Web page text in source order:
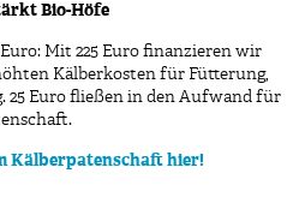
Bio-Höfe
Mit 225 Euro finanzieren wir
Kälberkosten für Fütterung,
Euro fließen in den Aufwand für
Kälberpatenschaft hier!